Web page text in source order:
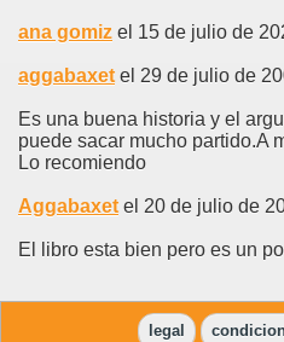
ana gomiz el 15 de julio de
aggabaxet el 29 de julio de
Es una buena historia y el
puede sacar mucho partido.A
Lo recomiendo
Aggabaxet el 20 de julio de
El libro esta bien pero es un
legal